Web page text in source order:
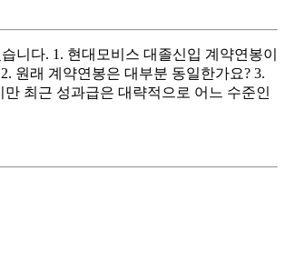
니다. 1. 현대모비스 대졸신입 계약연봉이
원래 계약연봉은 대부분 동일한가요? 3.
만 최근 성과급은 대략적으로 어느 수준인